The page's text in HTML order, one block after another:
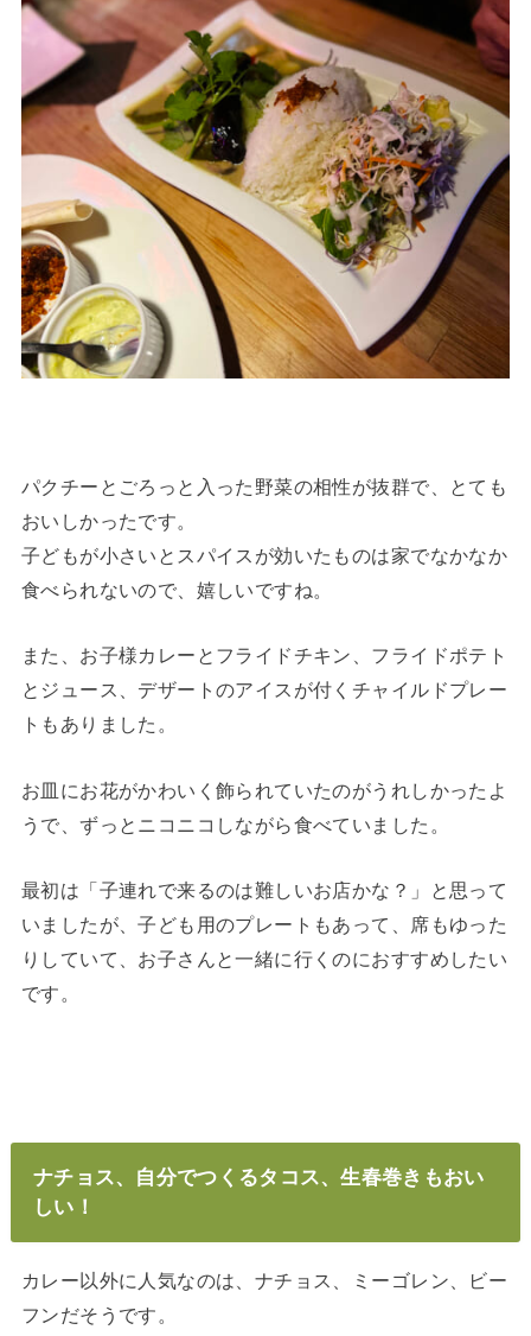
パクチーとごろっと入った野菜の相性が抜群で、とても
おいしかったです。
子どもが小さいとスパイスが効いたものは家でなかなか
食べられないので、嬉しいですね。
また、お子様カレーとフライドチキン、フライドポテト
とジュース、デザートのアイスが付くチャイルドプレー
トもありました。
お皿にお花がかわいく飾られていたのがうれしかったよ
うで、ずっとニコニコしながら食べていました。
最初は「子連れで来るのは難しいお店かな？」と思って
いましたが、子ども用のプレートもあって、席もゆった
りしていて、お子さんと一緒に行くのにおすすめしたい
です。
ナチョス、自分でつくるタコス、生春巻きもおい
しい！
カレー以外に人気なのは、ナチョス、ミーゴレン、ビー
フンだそうです。